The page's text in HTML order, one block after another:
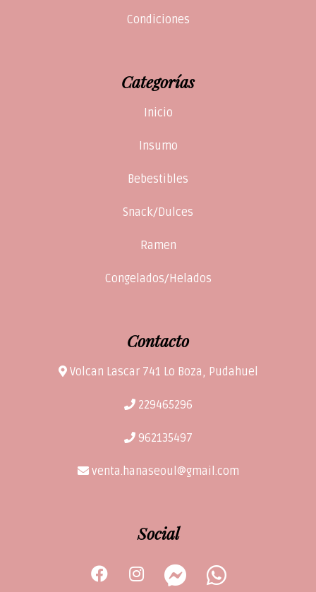
Condiciones
Categorías
Inicio
Insumo
Bebestibles
Snack/Dulces
Ramen
Congelados/Helados
Contacto
Volcan Lascar 741 Lo Boza, Pudahuel
229465296
962135497
venta.hanaseoul@gmail.com
Social